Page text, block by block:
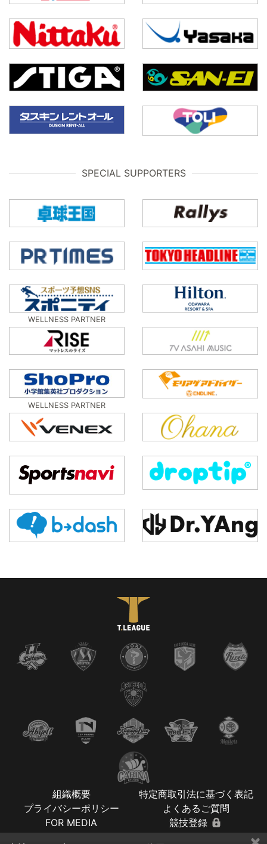
SPECIAL SUPPORTERS
WELLNESS PARTNER
WELLNESS PARTNER
組織概要
特定商取引法に基づく表記
プライバシーポリシー
よくあるご質問
FOR MEDIA
競技登録